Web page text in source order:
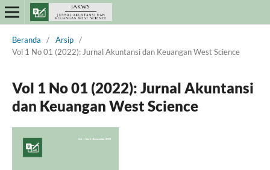
Beranda / Arsip /
Vol 1 No 01 (2022): Jurnal Akuntansi dan Keuangan West Science
Vol 1 No 01 (2022): Jurnal Akuntansi
dan Keuangan West Science